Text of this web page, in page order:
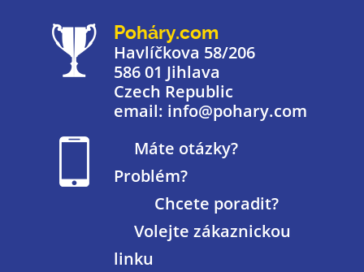
Poháry.com
Havlíčkova 58/206
586 01 Jihlava
Czech Republic
email: info@pohary.com
Máte otázky?
Problém?
Chcete poradit?
Volejte zákaznickou
linku